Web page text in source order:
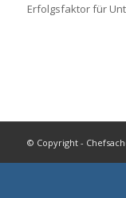
Erfolgsfaktor für
© Copyright -